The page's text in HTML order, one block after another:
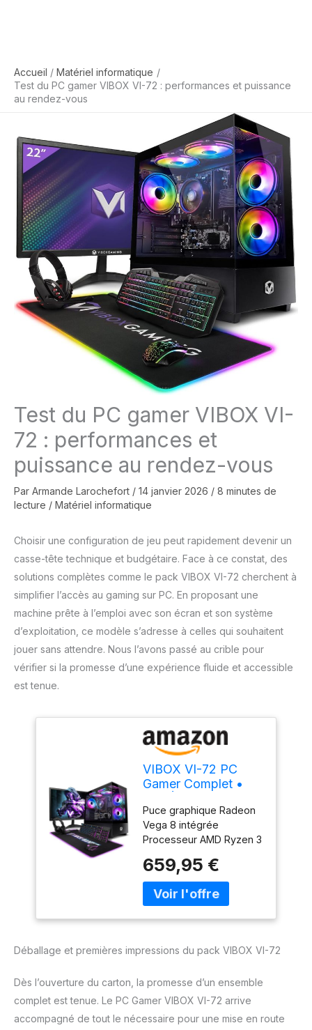
Accueil
Matériel informatique
Test du PC gamer VIBOX VI-72 : performances et puissance
au rendez-vous
Test du PC gamer VIBOX VI-
72 : performances et
puissance au rendez-vous
Par Armande Larochefort / 14 janvier 2026 / 8 minutes de
lecture / Matériel informatique
Choisir une configuration de jeu peut rapidement devenir un
casse-tête technique et budgétaire. Face à ce constat, des
solutions complètes comme le pack VIBOX VI-72 cherchent à
simplifier l’accès au gaming sur PC. En proposant une
machine prête à l’emploi avec son écran et son système
d’exploitation, ce modèle s’adresse à celles qui souhaitent
jouer sans attendre. Nous l’avons passé au crible pour
vérifier si la promesse d’une expérience fluide et accessible
est tenue.
VIBOX VI-72 PC
Gamer Complet •
Ryzen 3 3200G 4
cœurs • Radeon
Vega 8 • 16 Go RAM
• 480 Go SSD •
Windows 11 • WiFi 6
+ Bluetooth 5.4
Puce graphique Radeon
Vega 8 intégrée
Processeur AMD Ryzen 3
Vitesse maximale de 4,0
GHz Le SATA SSD de
480 Go offre un
de 16 Go avec garantit un
meilleures performances
système Inclus : écran 22
pouces, clavier et souris
659,95 €
Déballage et premières impressions du pack VIBOX VI-72
Dès l’ouverture du carton, la promesse d’un ensemble
complet est tenue. Le PC Gamer VIBOX VI-72 arrive
accompagné de tout le nécessaire pour une mise en route